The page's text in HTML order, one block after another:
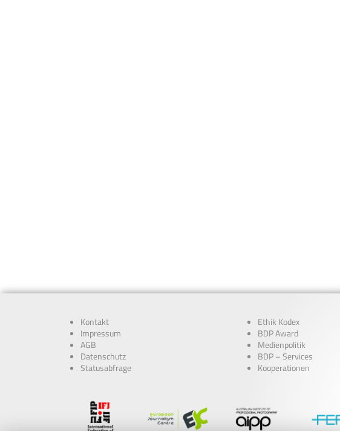
Kontakt
Impressum
AGB
Datenschutz
Statusabfrage
Ethik Kodex
BDP Award
Medienpolitik
BDP – Services
Kooperationen